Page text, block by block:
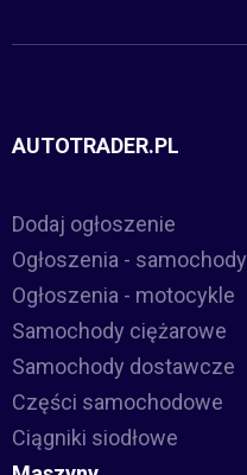
AUTOTRADER.PL
Dodaj ogłoszenie
Ogłoszenia - samochody
Ogłoszenia - motocykle
Samochody ciężarowe
Samochody dostawcze
Części samochodowe
Ciągniki siodłowe